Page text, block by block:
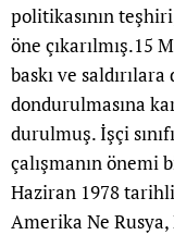
politikasının
öne çıkarılmış.15
baskı ve
dondurulmasına
durulmuş. İşçi
çalışmanın önemi
Haziran 1978 tarihli
Amerika Ne Rusya,